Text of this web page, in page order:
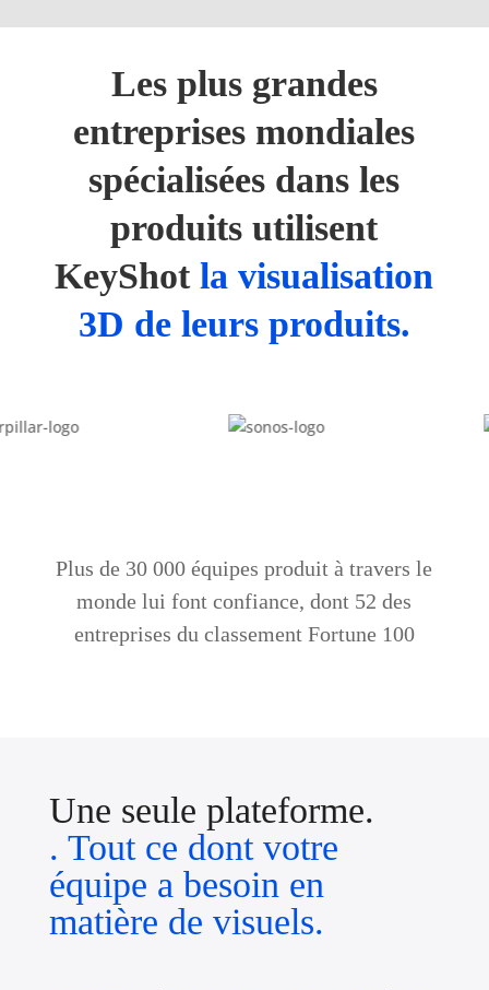
Les plus grandes
entreprises mondiales
spécialisées dans les
produits utilisent
KeyShotla visualisation
3D de leurs produits.
Plus de 30 000 équipes produit à travers le
monde lui font confiance, dont 52 des
entreprises du classement Fortune 100
Une seule plateforme.
. Tout ce dont votre
équipe a besoin en
matière de visuels.